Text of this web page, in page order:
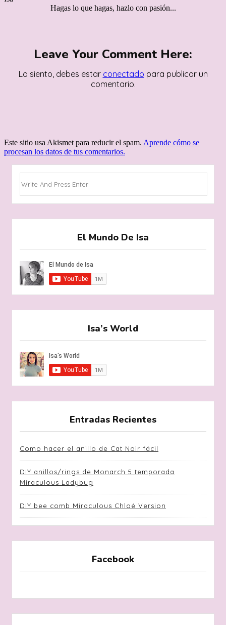
Hagas lo que hagas, hazlo con pasión...
Leave Your Comment Here:
Lo siento, debes estar conectado para publicar un
comentario.
Este sitio usa Akismet para reducir el spam. Aprende cómo se
procesan los datos de tus comentarios.
El Mundo De Isa
Isa’s World
Entradas Recientes
Como hacer el anillo de Cat Noir fácil
DIY anillos/rings de Monarch 5 temporada
Miraculous Ladybug
DIY bee comb Miraculous Chloé Version
Facebook